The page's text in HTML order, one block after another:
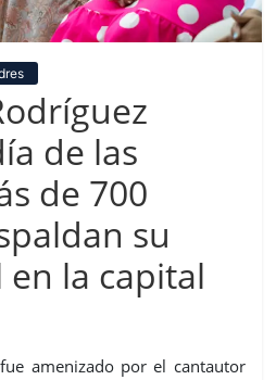
de las
de 700
su
la capital
amenizado por el cantautor